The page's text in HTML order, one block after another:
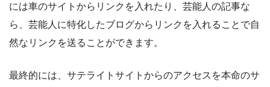
には車のサイトからリンクを入れたり、芸能人の記事な
ら、芸能人に特化したブログからリンクを入れることで自
然なリンクを送ることができます。
最終的には、サテライトサイトからのアクセスを本命のサ